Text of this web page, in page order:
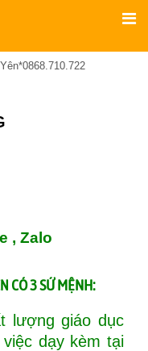
, Zalo
CÓ 3 SỨ MỆNH:
lượng giáo dục
dạy kèm tại